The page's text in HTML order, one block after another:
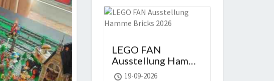
LEGO FAN
Ausstellung Hamme
Bricks 2026
19-09-2026